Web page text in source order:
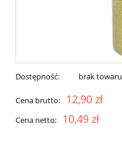
Dostępność: brak towaru
Cena brutto: 12,90 zł
Cena netto: 10,49 zł